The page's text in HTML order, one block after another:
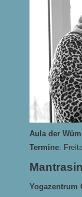
Aula der
Termine:
Yogazentrum